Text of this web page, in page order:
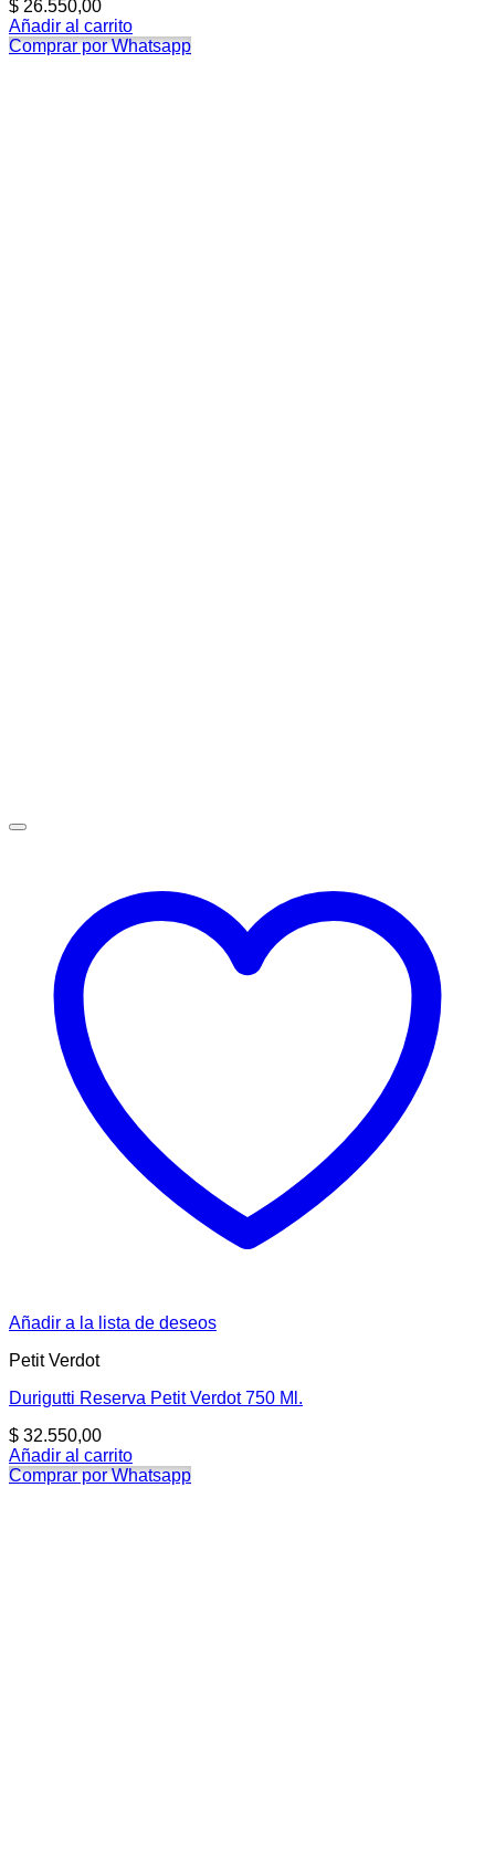
$ 26.550,00
Añadir al carrito
Comprar por Whatsapp
Añadir a la lista de deseos
Petit Verdot
Durigutti Reserva Petit Verdot 750 Ml.
$ 32.550,00
Añadir al carrito
Comprar por Whatsapp